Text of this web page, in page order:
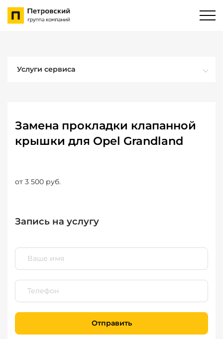
Услуги сервиса
Замена прокладки клапанной
крышки для Opel Grandland
от 3 500 руб.
Запись на услугу
Отправить